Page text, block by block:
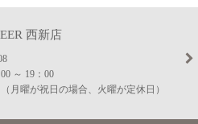
西新店
～ 19：00
月曜が祝日の場合、火曜が定休日）